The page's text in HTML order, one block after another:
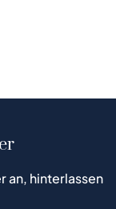
an, hinterlassen